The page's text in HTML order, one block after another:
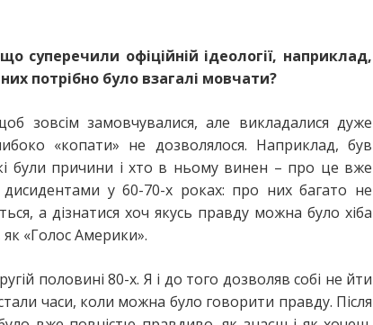
суперечили офіційній ідеології, наприклад,
потрібно було взагалі мовчати?
зовсім замовчувалися, але викладалися дуже
«копати» не дозволялося. Наприклад, був
були причини і хто в ньому винен – про це вже
у 60-70-х роках: про них багато не
а дізнатися хоч якусь правду можна було хіба
«Голос Америки».
половині 80-х. Я і до того дозволяв собі не йти
часи, коли можна було говорити правду. Після